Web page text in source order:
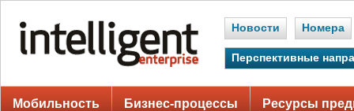
Новости Номера
Перспективные
Мобильность Бизнес-процессы Ресурсы